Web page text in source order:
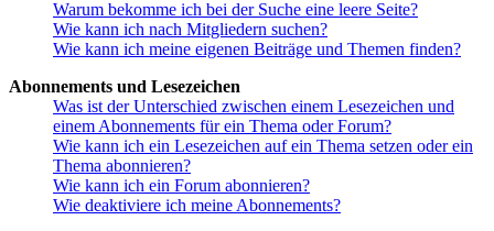
Warum bekomme ich bei der Suche eine leere Seite?
Wie kann ich nach Mitgliedern suchen?
Wie kann ich meine eigenen Beiträge und Themen finden?
Abonnements und Lesezeichen
Was ist der Unterschied zwischen einem Lesezeichen und
einem Abonnements für ein Thema oder Forum?
Wie kann ich ein Lesezeichen auf ein Thema setzen oder ein
Thema abonnieren?
Wie kann ich ein Forum abonnieren?
Wie deaktiviere ich meine Abonnements?